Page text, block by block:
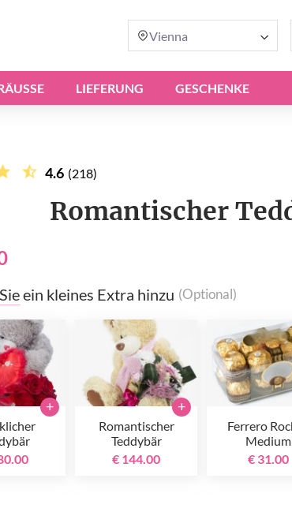
Vienna
LIEFERUNG GESCHENKE
4.6 (218)
Romantischer
ein kleines Extra hinzu (Optional)
+
Romantischer
Teddybär
€ 144.00
+
Ferrero
Medium
€ 31.00